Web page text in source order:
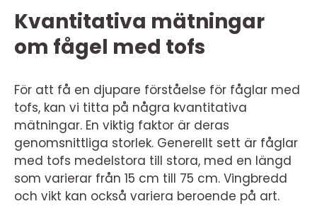
Kvantitativa mätningar
om fågel med tofs
För att få en djupare förståelse för fåglar med
tofs, kan vi titta på några kvantitativa
mätningar. En viktig faktor är deras
genomsnittliga storlek. Generellt sett är fåglar
med tofs medelstora till stora, med en längd
som varierar från 15 cm till 75 cm. Vingbredd
och vikt kan också variera beroende på art.